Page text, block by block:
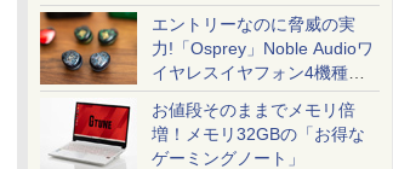
エントリーなのに脅威の実
力!「Osprey」Noble Audioワ
イヤレスイヤフォン4機種を
一気に聴く
お値段そのままでメモリ倍
増！メモリ32GBの「お得な
ゲーミングノート」